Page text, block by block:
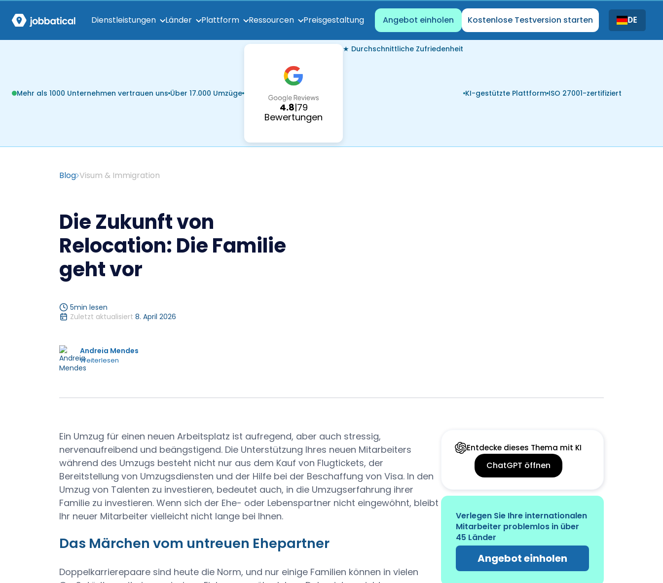
Dienstleistungen Länder Plattform Ressourcen Preisgestaltung Angebot einholen Kostenlose Testversion starten DE
Mehr als 1000 Unternehmen vertrauen uns Über 17.000 Umzüge
4.8|79
Bewertungen
★ Durchschnittliche Zufriedenheit
KI-gestützte Plattform ISO 27001-zertifiziert
Blog Visum & Immigration
Die Zukunft von
Relocation: Die Familie
geht vor
5min lesen
Zuletzt aktualisiert 8. April 2026
Andreia Mendes
Weiterlesen
Ein Umzug für einen neuen Arbeitsplatz ist aufregend, aber auch stressig,
nervenaufreibend und beängstigend. Die Unterstützung Ihres neuen Mitarbeiters
während des Umzugs besteht nicht nur aus dem Kauf von Flugtickets, der
Bereitstellung von Umzugsdiensten und der Hilfe bei der Beschaffung von Visa. In den
Umzug von Talenten zu investieren, bedeutet auch, in die Umzugserfahrung ihrer
Familie zu investieren. Wenn sich der Ehe- oder Lebenspartner nicht eingewöhnt, bleibt
Ihr neuer Mitarbeiter vielleicht nicht lange bei Ihnen.
Das Märchen vom untreuen Ehepartner
Doppelkarrierepaare sind heute die Norm, und nur einige Familien können in vielen
Entdecke dieses Thema mit KI
ChatGPT öffnen
Verlegen Sie Ihre internationalen
Mitarbeiter problemlos in über
45 Länder
Angebot einholen